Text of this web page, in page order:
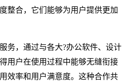
整合，它们能够为用户提供更加
务，通过与各大?办公软件、设计
用户在使用过程中能够无缝衔接
效率和用户满意度。这种合作共